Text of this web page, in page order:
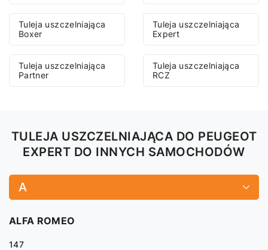
Tuleja uszczelniająca
Boxer
Tuleja uszczelniająca
Expert
Tuleja uszczelniająca
Partner
Tuleja uszczelniająca
RCZ
TULEJA USZCZELNIAJĄCA DO PEUGEOT
EXPERT DO INNYCH SAMOCHODÓW
A
ALFA ROMEO
147